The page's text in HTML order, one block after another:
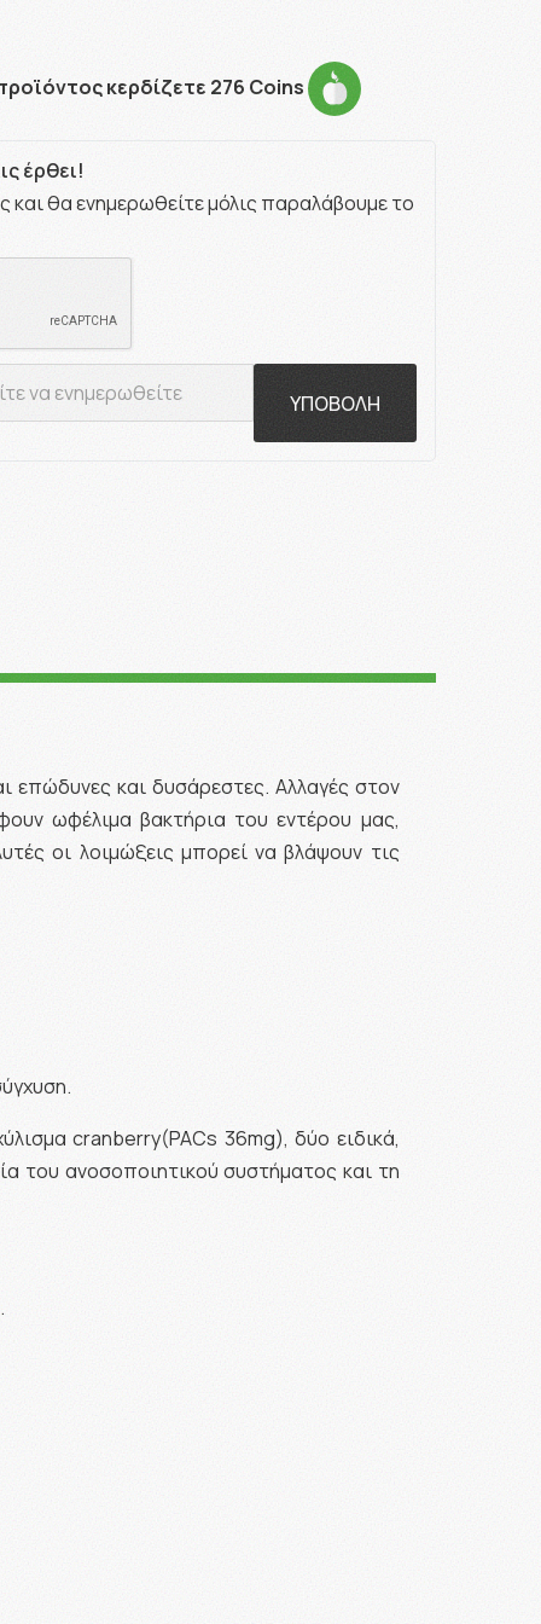
κερδίζετε 276 Coins
έρθει!
θα ενημερωθείτε μόλις παραλάβουμε το
ΥΠΟΒΟΛΗ
επώδυνες και δυσάρεστες. Αλλαγές στον
ωφέλιμα βακτήρια του εντέρου μας,
οι λοιμώξεις μπορεί να βλάψουν τις
cranberry(PACs 36mg), δύο ειδικά,
του ανοσοποιητικού συστήματος και τη